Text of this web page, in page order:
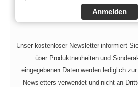
Anmelden
Unser kostenloser Newsletter informiert
über Produktneuheiten und
eingegebenen Daten werden lediglich
Newsletters verwendet und nicht an